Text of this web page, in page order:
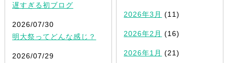
遅すぎる初ブログ
2026/07/30
明大祭ってどんな感じ？
2026/07/29
2026年3月 (11)
2026年2月 (16)
2026年1月 (21)